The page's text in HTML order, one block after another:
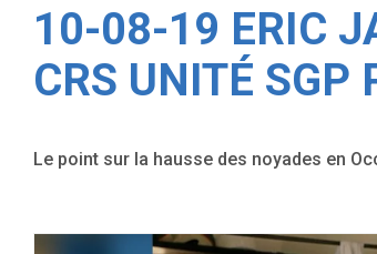
10-08-19 ERIC
CRS UNITÉ SGP
Le point sur la hausse des noyades en